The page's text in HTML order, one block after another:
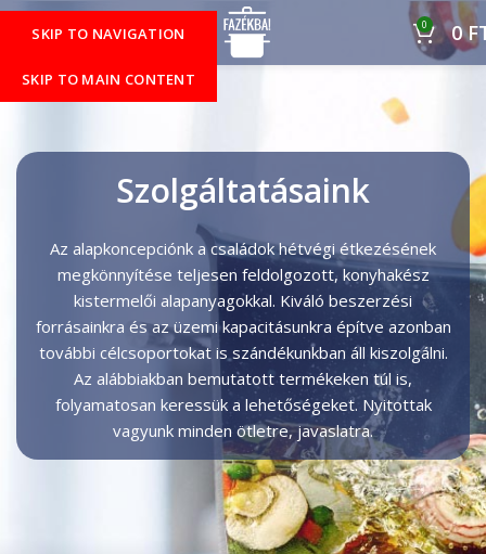
SKIP TO NAVIGATION
SKIP TO MAIN CONTENT
MENÜ 0 0
Szolgáltatásaink
Az alapkoncepciónk a családok hétvégi étkezésének
megkönnyítése teljesen feldolgozott, konyhakész
kistermelői alapanyagokkal. Kiváló beszerzési
forrásainkra és az üzemi kapacitásunkra építve azonban
további célcsoportokat is szándékunkban áll kiszolgálni.
Az alábbiakban bemutatott termékeken túl is,
folyamatosan keressük a lehetőségeket. Nyitottak
vagyunk minden ötletre, javaslatra.